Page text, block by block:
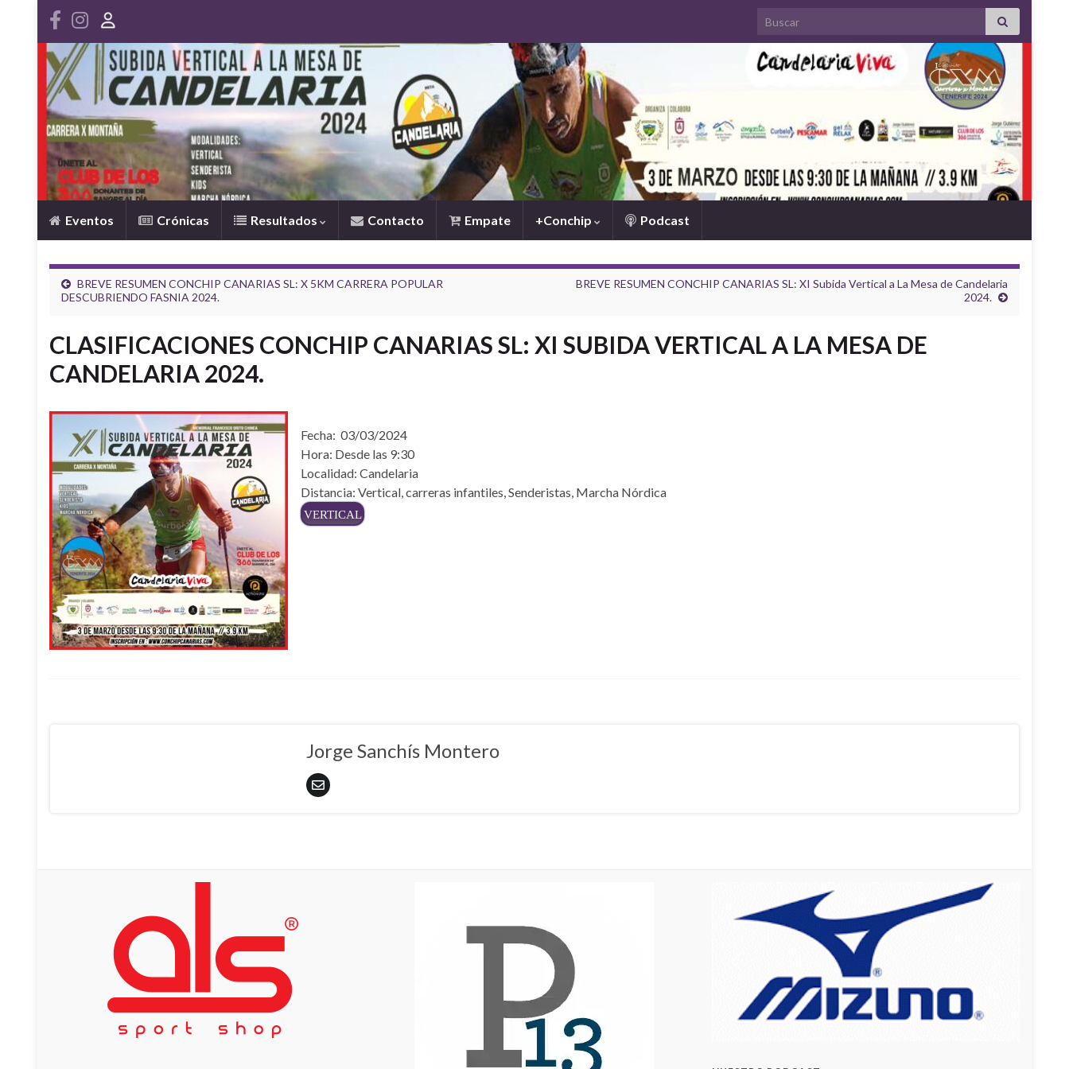
Search for:
Eventos Crónicas Resultados Contacto Empate +Conchip Podcast
BREVE RESUMEN CONCHIP CANARIAS SL: X 5KM CARRERA POPULAR
DESCUBRIENDO FASNIA 2024.
BREVE RESUMEN CONCHIP CANARIAS SL: XI Subida Vertical a La Mesa de Candelaria
2024.
CLASIFICACIONES CONCHIP CANARIAS SL: XI SUBIDA VERTICAL A LA MESA DE
CANDELARIA 2024.
Fecha: 03/03/2024
Hora: Desde las 9:30
Localidad: Candelaria
Distancia: Vertical, carreras infantiles, Senderistas, Marcha Nórdica
VERTICAL
Jorge Sanchís Montero